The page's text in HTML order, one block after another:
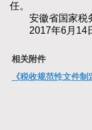
任。
安徽省国家税
2017年6月14
相关附件
《税收规范性文件